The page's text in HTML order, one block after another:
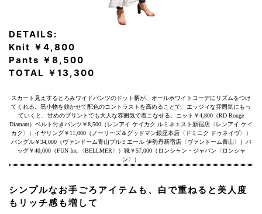
DETAILS:
Knit ￥4,800
Pants ￥8,500
TOTAL ￥13,300
スカート見えするとろみワイドパンツのドット柄が、オールホワイトコーデにリズムをつけ
てくれる。黒小物を効かせて配色のコントラストを高めることで、エッジィな雰囲気にもっ
ていくと、甘めのプリントでも大人な雰囲気で着こなせる。ニット￥4,800（RD Rouge
Diamant）ベルト付きパンツ￥8,500（レンアイ ケイカク ルミネエスト新宿店〈レンアイ ケイ
カク〉）イヤリング￥11,000（ノーリーズ＆グッドマン銀座本店〈ドミニク ドゥネイヴ〉）
バングル￥34,000（ヴァンドーム青山プルミエール 伊勢丹新宿店〈ヴァンドーム青山〉）バ
ッグ￥40,000（FUN Inc.〈BELLMER〉）靴￥57,000（ロンシャン・ジャパン〈ロンシャ
ン〉）
シンプルなお手ごろアイテムも、白で重ねると美人度
もリッチ感も増して